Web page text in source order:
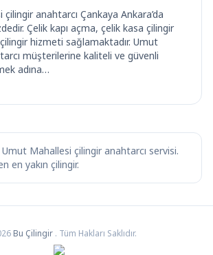
anahtarcı Çankaya Ankara’da
Çelik kapı açma, çelik kasa çilingir
hizmeti sağlamaktadır. Umut
müşterilerine kaliteli ve güvenli
adına…
Mahallesi çilingir anahtarcı servisi.
en yakın çilingir.
Bu Çilingir . Tüm Hakları Saklıdır.